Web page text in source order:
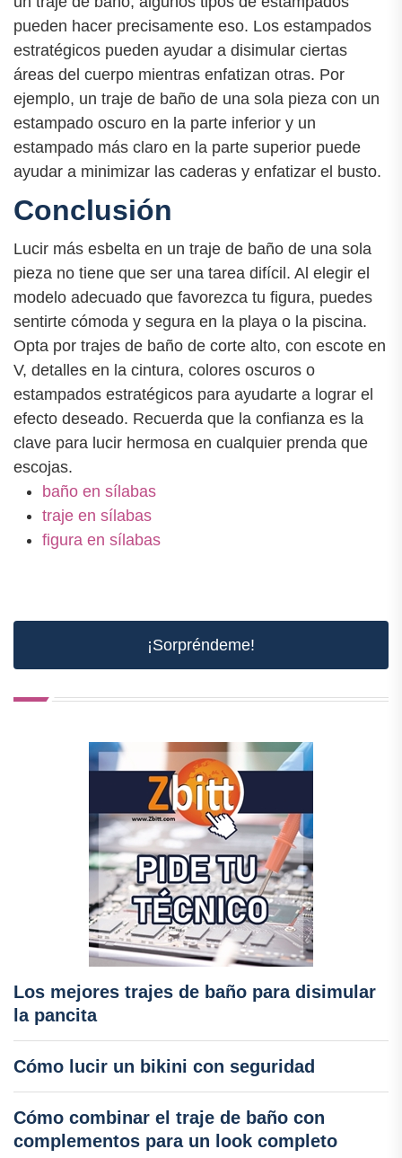
pueden hacer precisamente eso. Los estampados
estratégicos pueden ayudar a disimular ciertas
áreas del cuerpo mientras enfatizan otras. Por
ejemplo, un traje de baño de una sola pieza con un
estampado oscuro en la parte inferior y un
estampado más claro en la parte superior puede
ayudar a minimizar las caderas y enfatizar el busto.
Conclusión
Lucir más esbelta en un traje de baño de una sola
pieza no tiene que ser una tarea difícil. Al elegir el
modelo adecuado que favorezca tu figura, puedes
sentirte cómoda y segura en la playa o la piscina.
Opta por trajes de baño de corte alto, con escote en
V, detalles en la cintura, colores oscuros o
estampados estratégicos para ayudarte a lograr el
efecto deseado. Recuerda que la confianza es la
clave para lucir hermosa en cualquier prenda que
escojas.
baño en sílabas
traje en sílabas
figura en sílabas
¡Sorpréndeme!
Los mejores trajes de baño para disimular
la pancita
Cómo lucir un bikini con seguridad
Cómo combinar el traje de baño con
complementos para un look completo